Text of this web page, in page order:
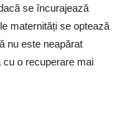
se încurajează
maternități se optează
nu este neapărat
o recuperare mai